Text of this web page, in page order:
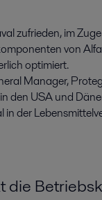
zufrieden, im
von
optimiert.
Manager,
den USA und
in der